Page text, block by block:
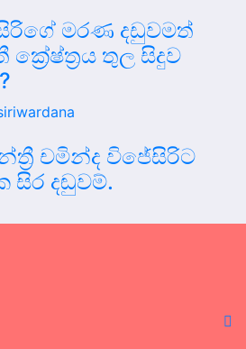
මරණ දඩුවමත්
තුල සිදුව
චමින්ද විජේසිරිට
සිර දඬුවම්.